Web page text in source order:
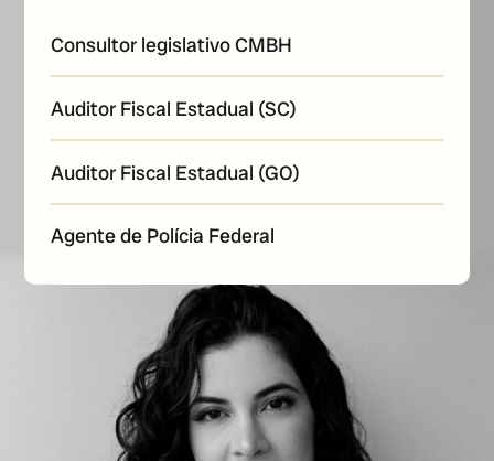
Consultor legislativo CMBH
Auditor Fiscal Estadual (SC)
Auditor Fiscal Estadual (GO)
Agente de Polícia Federal